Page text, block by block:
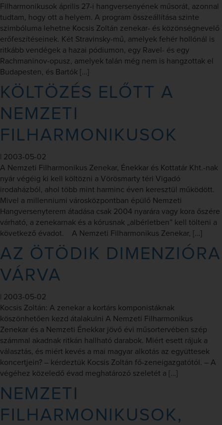
Filharmonikusok április 27-i hangversenyének műsorát, azonnal
tudtam, hogy ott a helyem. A program összeállítása szinte
szimbóluma lehetne Kocsis Zoltán zenekar- és közönségnevelő
erőfeszítéseinek. Két Stravinsky-mű, amelyek fehér hollónál is
ritkább vendégek a hazai pódiumon, egy Ravel- és egy
Rachmaninov-opusz, amelyek talán még nem is hangzottak el
Budapesten, és Bartók […]
KÖLTÖZÉS ELŐTT A
NEMZETI
FILHARMONIKUSOK
2003-05-02
A Nemzeti Filharmonikus Zenekar, Énekkar és Kottatár Kht.-nak
nyár végéig ki kell költözni a Vörösmarty téri Vigadó
irodaházból, ahol több mint harminc éven keresztül működött.
Mivel a millenniumi városközpontban épülő Nemzeti
Hangversenyterem átadása csak 2004 nyarára vagy kora őszére
várható, a zenekarnak és a kórusnak „albérletben” kell tölteni a
következő évadot. A Nemzeti Filharmonikus Zenekar, […]
AZ ÖTÖDIK DIMENZIÓRA
VÁRVA
2003-05-02
Kocsis Zoltán: A zenekar a kortárs komponistáknak
köszönhetően kezd átalakulni A Nemzeti Filharmonikus
Zenekar és a Nemzeti Énekkar jövő évi műsortervében szép
számmal akadnak ritkán hallható darabok. Miért esett rájuk a
választás, és miért kevés a mai magyar alkotás az együttesek
koncertjein? – kérdeztük Kocsis Zoltán fő-zeneigazgatótól. – A
végéhez közeledő évad meghatározó szeletét a […]
NEMZETI
FILHARMONIKUSOK,